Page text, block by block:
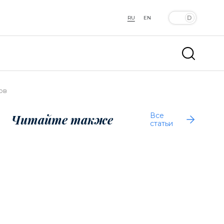
RU EN
Читайте также
Все
статьи